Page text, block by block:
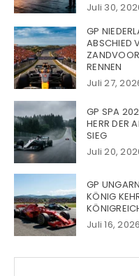
Juli 30,
GP
ABSCHIED
RENNEN
Juli 27,
GP SPA
HERR DER
SIEG
Juli 20,
GP
KÖNIG
Juli 16, 2026